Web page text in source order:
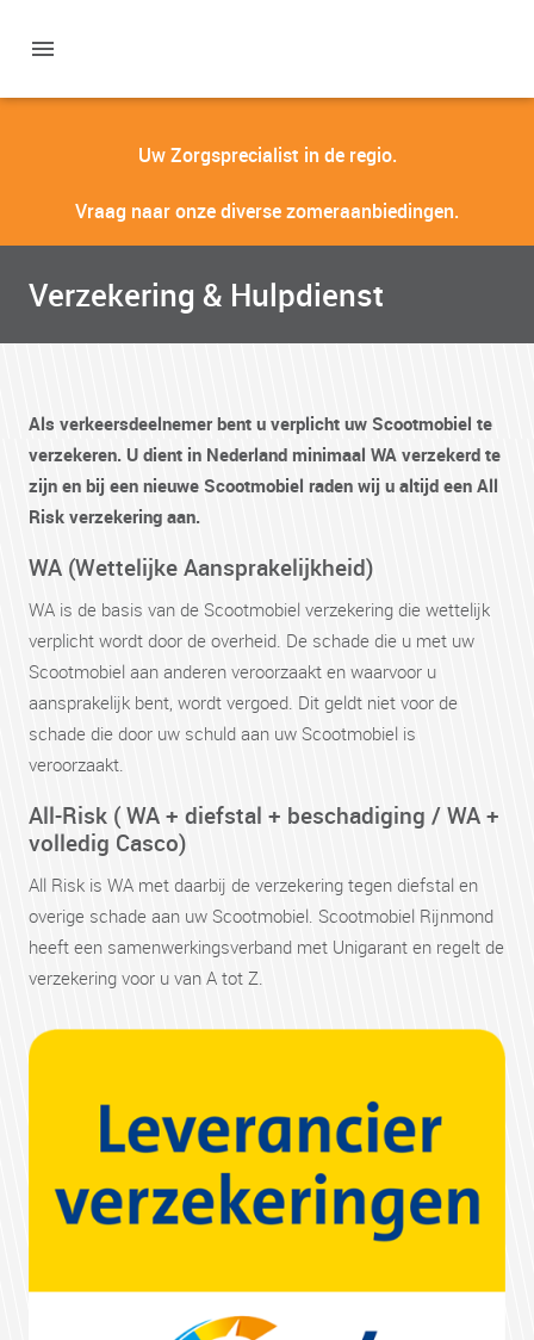
Uw Zorgsprecialist in de regio.
Vraag naar onze diverse zomeraanbiedingen.
Verzekering & Hulpdienst
Als verkeersdeelnemer bent u verplicht uw Scootmobiel te
verzekeren. U dient in Nederland minimaal WA verzekerd te
zijn en bij een nieuwe Scootmobiel raden wij u altijd een All
Risk verzekering aan.
WA (Wettelijke Aansprakelijkheid)
WA is de basis van de Scootmobiel verzekering die wettelijk
verplicht wordt door de overheid. De schade die u met uw
Scootmobiel aan anderen veroorzaakt en waarvoor u
aansprakelijk bent, wordt vergoed. Dit geldt niet voor de
schade die door uw schuld aan uw Scootmobiel is
veroorzaakt.
All-Risk ( WA + diefstal + beschadiging / WA +
volledig Casco)
All Risk is WA met daarbij de verzekering tegen diefstal en
overige schade aan uw Scootmobiel. Scootmobiel Rijnmond
heeft een samenwerkingsverband met Unigarant en regelt de
verzekering voor u van A tot Z.